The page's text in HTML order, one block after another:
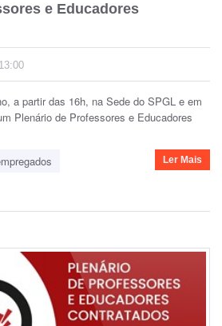
e Educadores
a partir das 16h, na Sede do SPGL e em
Plenário de Professores e Educadores
Ler Mais